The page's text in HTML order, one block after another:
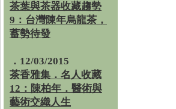
茶葉與茶器收藏趨勢
9：台灣陳年烏龍茶，
蓄勢待發
．12/03/2015
茶香雅集．名人收藏
12：陳柏年．醫術與
藝術交織人生